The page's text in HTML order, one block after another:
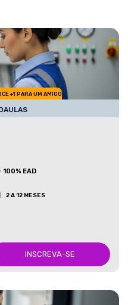
+1 PARA UM AMIGO
100% EAD
2 A 12 MESES
INSCREVA-SE